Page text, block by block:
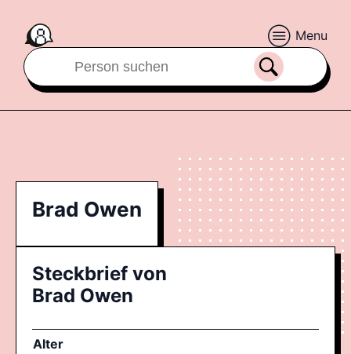
Menu
Brad Owen
Steckbrief von
Brad Owen
Alter